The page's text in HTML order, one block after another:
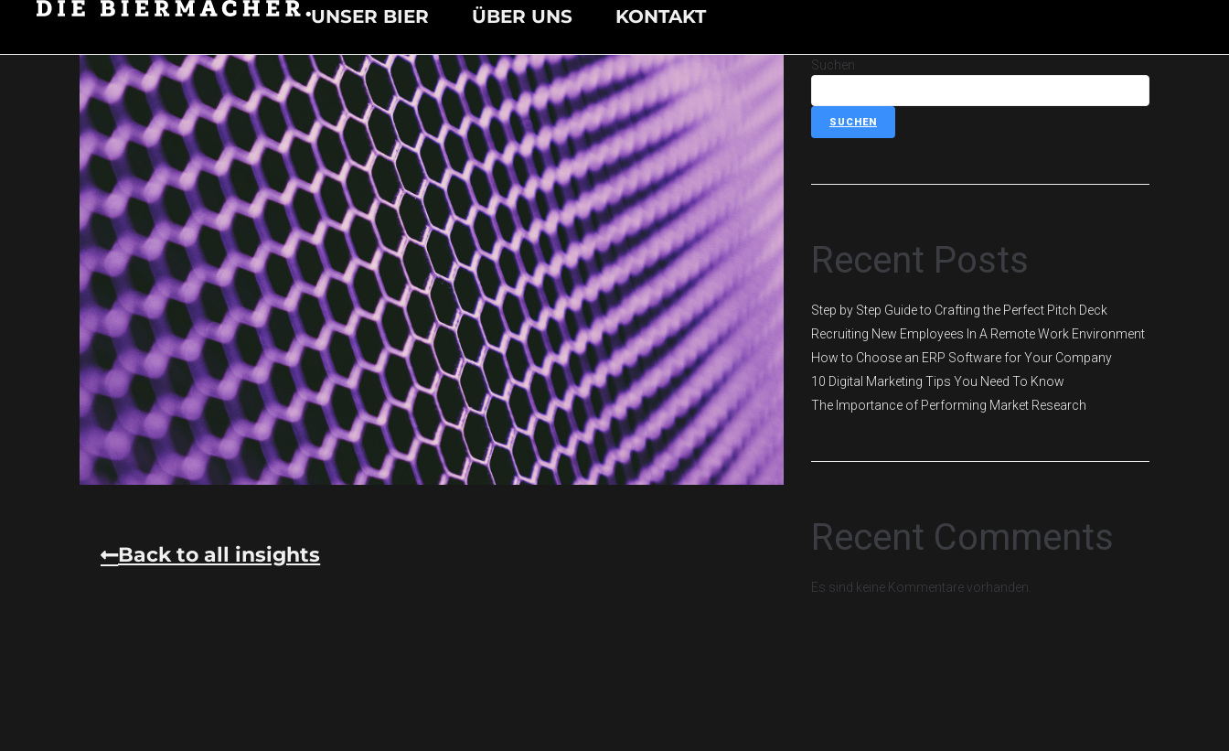
UNSER BIER ÜBER UNS KONTAKT
Back to all insights
Suchen
SUCHEN
Recent Posts
Step by Step Guide to Crafting the Perfect Pitch Deck
Recruiting New Employees In A Remote Work Environment
How to Choose an ERP Software for Your Company
10 Digital Marketing Tips You Need To Know
The Importance of Performing Market Research
Recent Comments
Es sind keine Kommentare vorhanden.